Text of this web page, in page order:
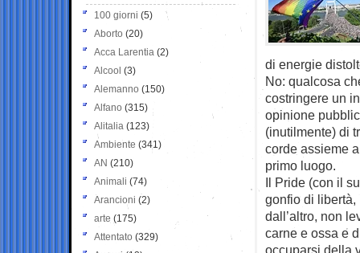
di energie
No: qualcosa
costringere un
opinione
(inutilmente) di
corde assieme
primo luogo.
Il Pride (con il
gonfio di libertà,
dall’altro, non
carne e ossa e
occuparsi della
100 giorni (5)
Aborto (20)
Acca Larentia (2)
Alcool (3)
Alemanno (150)
Alfano (315)
Alitalia (123)
Ambiente (341)
AN (210)
Animali (74)
Arancioni (2)
arte (175)
Attentato (329)